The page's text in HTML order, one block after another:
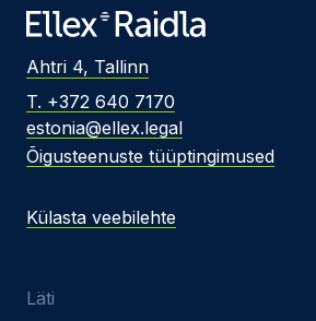
Ahtri 4, Tallinn
T. +372 640 7170
estonia@ellex.legal
Õigusteenuste tüüptingimused
Külasta veebilehte
Läti